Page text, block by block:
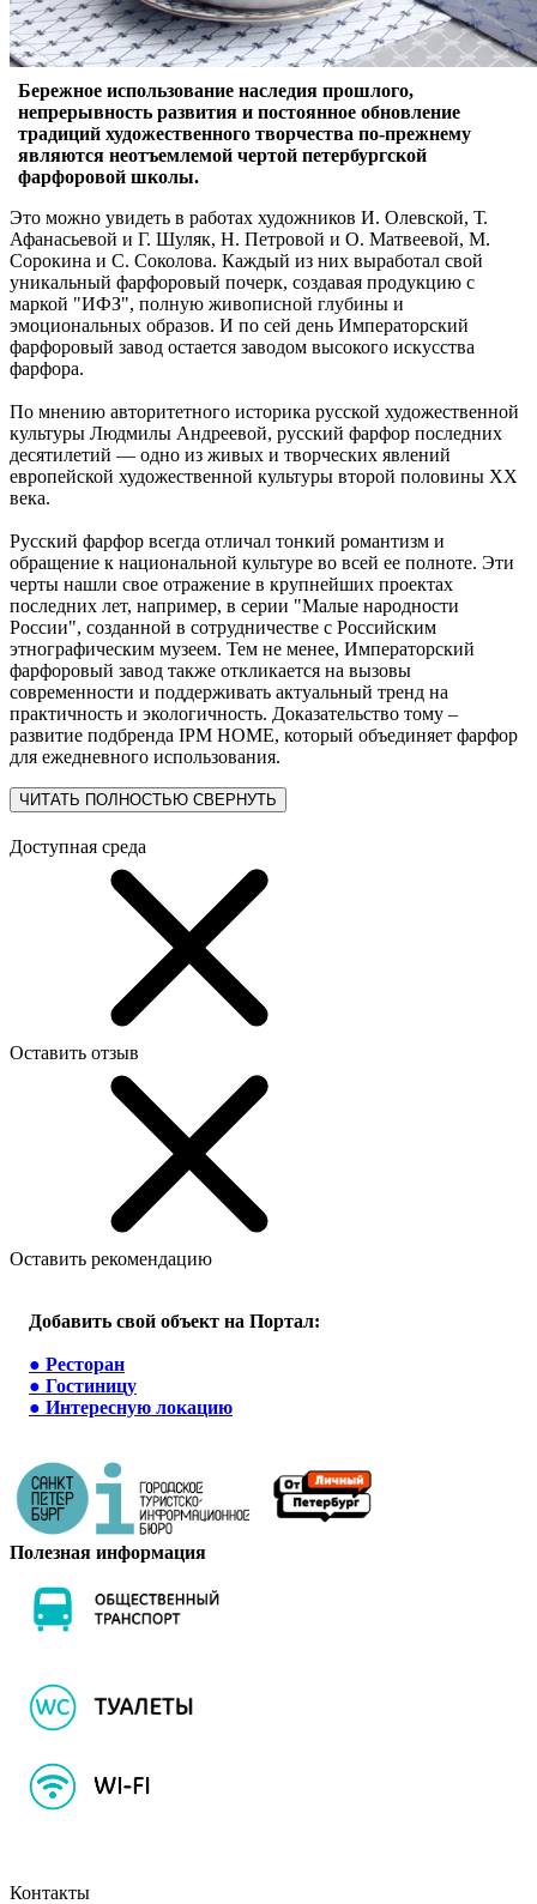
Бережное использование наследия прошлого,
непрерывность развития и постоянное обновление
традиций художественного творчества по-прежнему
являются неотъемлемой чертой петербургской
фарфоровой школы.
Это можно увидеть в работах художников И. Олевской, Т.
Афанасьевой и Г. Шуляк, Н. Петровой и О. Матвеевой, М.
Сорокина и С. Соколова. Каждый из них выработал свой
уникальный фарфоровый почерк, создавая продукцию с
маркой "ИФЗ", полную живописной глубины и
эмоциональных образов. И по сей день Императорский
фарфоровый завод остается заводом высокого искусства
фарфора.
По мнению авторитетного историка русской художественной
культуры Людмилы Андреевой, русский фарфор последних
десятилетий — одно из живых и творческих явлений
европейской художественной культуры второй половины ХХ
века.
Русский фарфор всегда отличал тонкий романтизм и
обращение к национальной культуре во всей ее полноте. Эти
черты нашли свое отражение в крупнейших проектах
последних лет, например, в серии "Малые народности
России", созданной в сотрудничестве с Российским
этнографическим музеем. Тем не менее, Императорский
фарфоровый завод также откликается на вызовы
современности и поддерживать актуальный тренд на
практичность и экологичность. Доказательство тому –
развитие подбренда IPM HOME, который объединяет фарфор
для ежедневного использования.
ЧИТАТЬ ПОЛНОСТЬЮ СВЕРНУТЬ
Доступная среда
Оставить отзыв
Оставить рекомендацию
Добавить свой объект на Портал:
● Ресторан
● Гостиницу
● Интересную локацию
Полезная информация
Контакты